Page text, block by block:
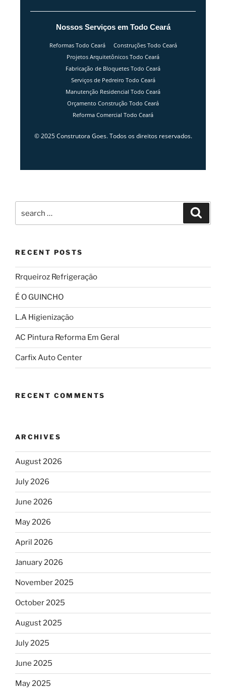
Nossos Serviços em Todo Ceará
Reformas Todo Ceará
Construções Todo Ceará
Projetos Arquitetônicos Todo Ceará
Fabricação de Bloquetes Todo Ceará
Serviços de Pedreiro Todo Ceará
Manutenção Residencial Todo Ceará
Orçamento Construção Todo Ceará
Reforma Comercial Todo Ceará
© 2025 Construtora Goes. Todos os direitos reservados.
RECENT POSTS
Rrqueiroz Refrigeração
É O GUINCHO
L.A Higienização
AC Pintura Reforma Em Geral
Carfix Auto Center
RECENT COMMENTS
ARCHIVES
August 2026
July 2026
June 2026
May 2026
April 2026
January 2026
November 2025
October 2025
August 2025
July 2025
June 2025
May 2025